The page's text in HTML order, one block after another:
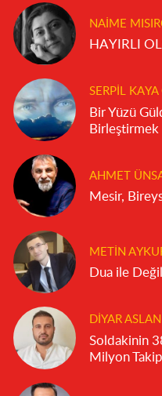
NAIME
SERPIL KAYA
Bir Yüzü
Birleştirmek
AHMET
Mesir,
METIN
Dua ile
DIYAR ASLAN
Soldakinin
Milyon